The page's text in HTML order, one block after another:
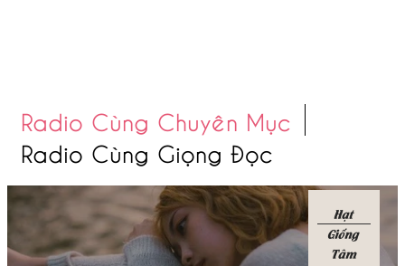
Radio Cùng Chuyên Mục
Radio Cùng Giọng Đọc
Hạt
Giống
Tâm